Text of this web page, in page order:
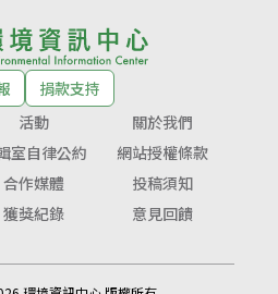
捐款支持
活動
關於我們
室自律公約
網站授權條款
合作媒體
投稿須知
獲獎紀錄 意見回饋